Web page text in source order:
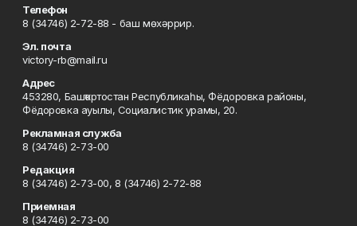
Телефон
8 (34746) 2-72-88 - баш мөхәррир.
Эл. почта
victory-rb@mail.ru
Адрес
453280, Башҡортостан Республикаһы, Фёдоровка районы,
Фёдоровка ауылы, Социалистик урамы, 20.
Рекламная служба
8 (34746) 2-73-00
Редакция
8 (34746) 2-73-00, 8 (34746) 2-72-88
Приемная
8 (34746) 2-73-00